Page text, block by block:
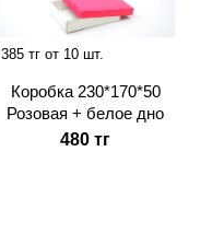
385 тг от 10 шт.
Коробка 230*170*50
Розовая + белое дно
480 тг